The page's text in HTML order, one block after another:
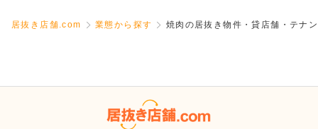
居抜き店舗.com 業態から探す 焼肉の居抜き物件・貸店舗・テナ